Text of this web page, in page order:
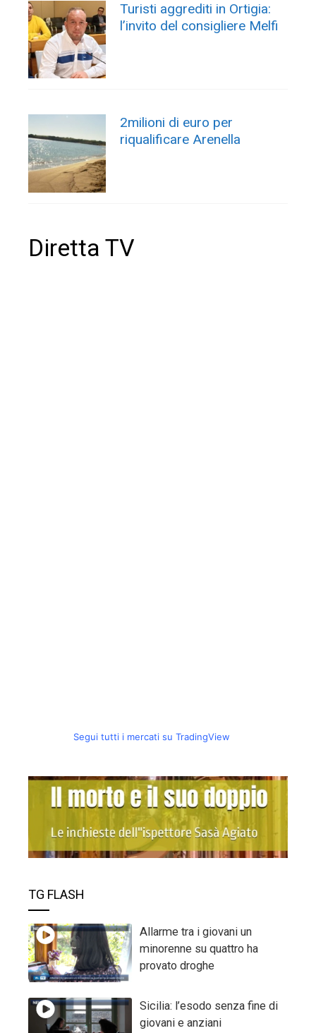
Turisti aggrediti in Ortigia:
l’invito del consigliere Melfi
2milioni di euro per
riqualificare Arenella
Diretta TV
Segui tutti i mercati su TradingView
TG FLASH
Allarme tra i giovani un
minorenne su quattro ha
provato droghe
Sicilia: l’esodo senza fine di
giovani e anziani